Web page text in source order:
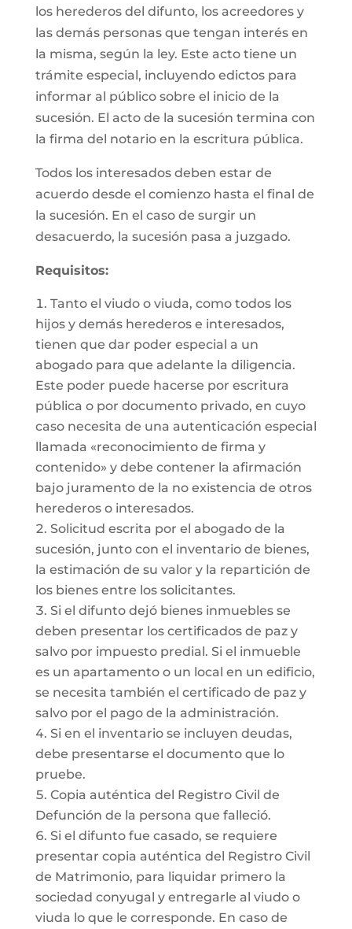
los herederos del difunto, los acreedores y
las demás personas que tengan interés en
la misma, según la ley. Este acto tiene un
trámite especial, incluyendo edictos para
informar al público sobre el inicio de la
sucesión. El acto de la sucesión termina con
la firma del notario en la escritura pública.
Todos los interesados deben estar de
acuerdo desde el comienzo hasta el final de
la sucesión. En el caso de surgir un
desacuerdo, la sucesión pasa a juzgado.
Requisitos:
Tanto el viudo o viuda, como todos los
hijos y demás herederos e interesados,
tienen que dar poder especial a un
abogado para que adelante la diligencia.
Este poder puede hacerse por escritura
pública o por documento privado, en cuyo
caso necesita de una autenticación especial
llamada «reconocimiento de firma y
contenido» y debe contener la afirmación
bajo juramento de la no existencia de otros
herederos o interesados.
Solicitud escrita por el abogado de la
sucesión, junto con el inventario de bienes,
la estimación de su valor y la repartición de
los bienes entre los solicitantes.
Si el difunto dejó bienes inmuebles se
deben presentar los certificados de paz y
salvo por impuesto predial. Si el inmueble
es un apartamento o un local en un edificio,
se necesita también el certificado de paz y
salvo por el pago de la administración.
Si en el inventario se incluyen deudas,
debe presentarse el documento que lo
pruebe.
Copia auténtica del Registro Civil de
Defunción de la persona que falleció.
Si el difunto fue casado, se requiere
presentar copia auténtica del Registro Civil
de Matrimonio, para liquidar primero la
sociedad conyugal y entregarle al viudo o
viuda lo que le corresponde. En caso de